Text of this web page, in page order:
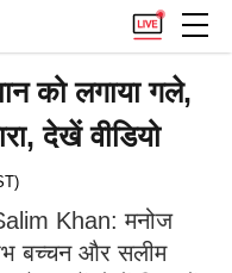
को लगाया गले,
देखें वीडियो
Khan: मनोज
बच्चन और सलीम